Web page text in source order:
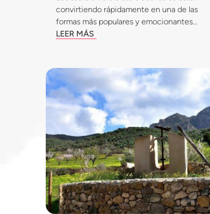
convirtiendo rápidamente en una de las
formas más populares y emocionantes...
LEER MÁS